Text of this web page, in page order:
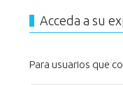
Acceda a su
Para usuarios que